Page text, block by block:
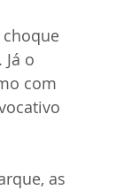
o
com
as